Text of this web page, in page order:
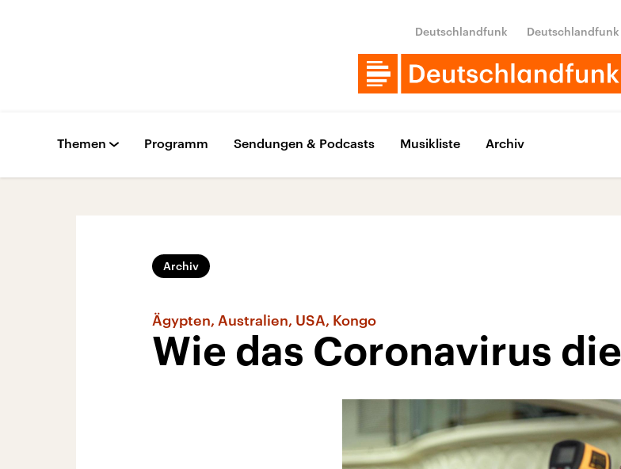
Deutschlandfunk Deutschlandfunk
Themen Programm Sendungen & Podcasts Musikliste Archiv
Archiv
Ägypten, Australien, USA, Kongo
Wie das Coronavirus